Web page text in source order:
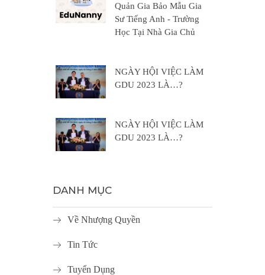
Quản Gia Bảo Mẫu Gia
Sư Tiếng Anh - Trường
Học Tại Nhà Gia Chủ
NGÀY HỘI VIỆC LÀM
GDU 2023 LÀ…?
NGÀY HỘI VIỆC LÀM
GDU 2023 LÀ…?
DANH MỤC
Về Nhượng Quyền
Tin Tức
Tuyển Dụng